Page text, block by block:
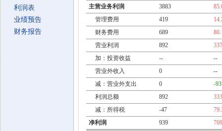
利润表
业绩预告
财务报告
主营业务利润
3883
管理费用
419
财务费用
689
营业利润
892
加：投资收益
--
--
营业外收入
0
--
减：营业外支出
0
-
利润总额
892
减：所得税
-47
净利润
939